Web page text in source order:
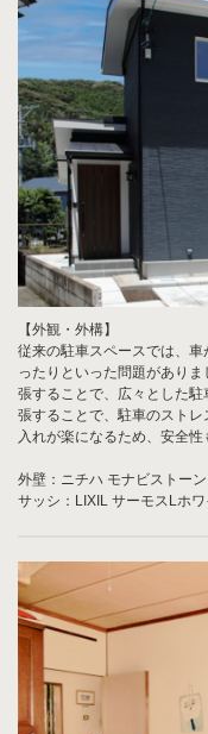
【外観・外構】
従来の駐車スペースでは、
ったりといった問題があり
張することで、広々とした
張することで、駐車のスト
入れが楽になるため、安全性
外壁：ニチハ モナビストー
サッシ：LIXIL サーモスLホワ